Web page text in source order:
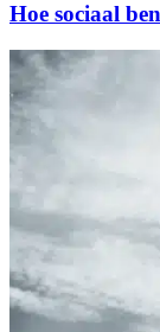
Hoe sociaal